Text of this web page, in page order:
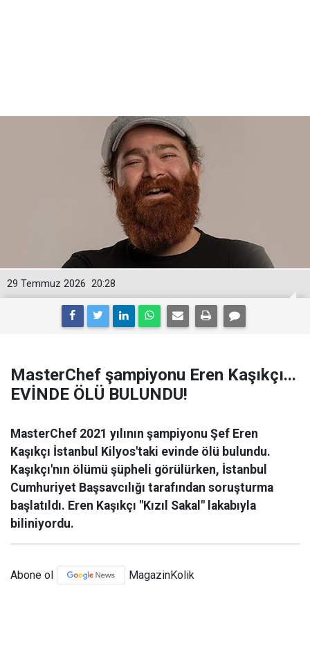
20:28
29 Temmuz 2026
MasterChef şampiyonu Eren Kaşıkçı...
EVİNDE ÖLÜ BULUNDU!
MasterChef 2021 yılının şampiyonu Şef Eren
Kaşıkçı İstanbul Kilyos'taki evinde ölü bulundu.
Kaşıkçı'nın ölümü şüpheli görülürken, İstanbul
Cumhuriyet Başsavcılığı tarafından soruşturma
başlatıldı. Eren Kaşıkçı "Kızıl Sakal" lakabıyla
biliniyordu.
Abone ol MagazinKolik